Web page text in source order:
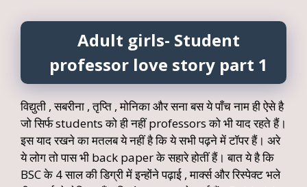
Adult girls- Student
professor love story part 1
विद्युती , सबरीना , तृप्ति , मोनिका और सना बस ये पाँच नाम ही ऐसे है
जो सिर्फ students को ही नहीं professors को भी याद रहते हैं।
इस याद रखने का मतलब ये नहीं है कि ये सभी पढ़ने में टॉपर हैं। अरे
ये लोग तो पास भी back paper के सहारे होतीं हैं। बात ये है कि
BSC के 4 साल की डिग्री में इन्होंने पढ़ाई , मार्क्स और रिस्पेक्ट भले